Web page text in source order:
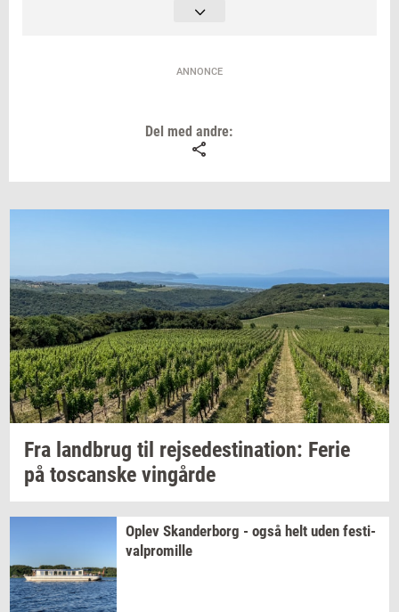
stort slag på Gotland udenfor Visbys
fastholdt frem til 1972 af de danske konger.
Gotland hørte i princippet under den
danske krone frem til 1645.
(Kilde:Danmarkshistorien.dk)
Viking Line påvikingline.se.
ANNONCE
Del med andre:
Fra land­brug til rej­se­desti­na­tion: Ferie
på toscan­ske vin­går­de
Oplev Skan­der­borg - også helt uden festi­
val­pro­mil­le